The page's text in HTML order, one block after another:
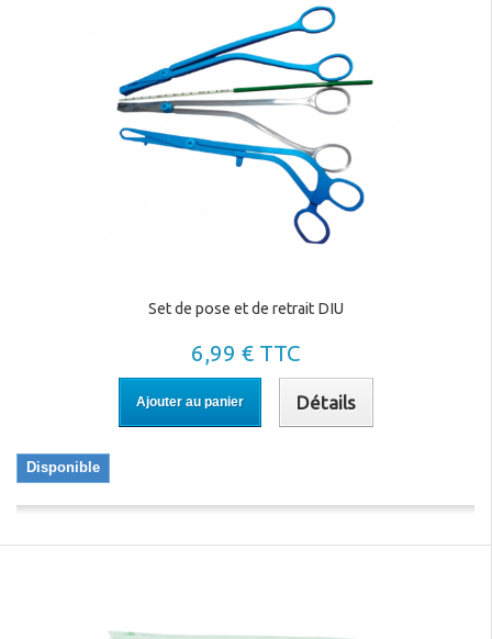
Set de pose et de retrait DIU
6,99 € TTC
Ajouter au panier Détails
Disponible